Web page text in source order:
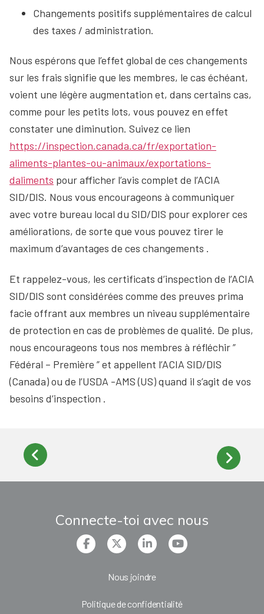
Changements positifs supplémentaires de calcul
des taxes / administration.
Nous espérons que l’effet global de ces changements
sur les frais signifie que les membres, le cas échéant,
voient une légère augmentation et, dans certains cas,
comme pour les petits lots, vous pouvez en effet
constater une diminution. Suivez ce lien
https://inspection.canada.ca/fr/exportation-
aliments-plantes-ou-animaux/exportations-
daliments pour afficher l’avis complet de l’ACIA
SID/DIS. Nous vous encourageons à communiquer
avec votre bureau local du SID/DIS pour explorer ces
améliorations, de sorte que vous pouvez tirer le
maximum d’avantages de ces changements .
Et rappelez-vous, les certificats d’inspection de l’ACIA
SID/DIS sont considérées comme des preuves prima
facie offrant aux membres un niveau supplémentaire
de protection en cas de problèmes de qualité. De plus,
nous encourageons tous nos membres à réfléchir ”
Fédéral – Première ” et appellent l’ACIA SID/DIS
(Canada) ou de l’USDA -AMS (US) quand il s’agit de vos
besoins d’inspection .
Connecte-toi avec nous
Nous joindre
Politique de confidentialité